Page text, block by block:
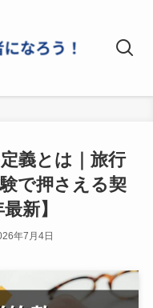
義とは｜旅行
で押さえる契
新】
年7月4日